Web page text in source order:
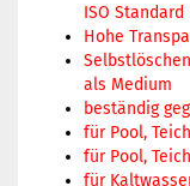
ISO Standard
Hohe
als Medium
beständig
für Pool,
für Pool,
für